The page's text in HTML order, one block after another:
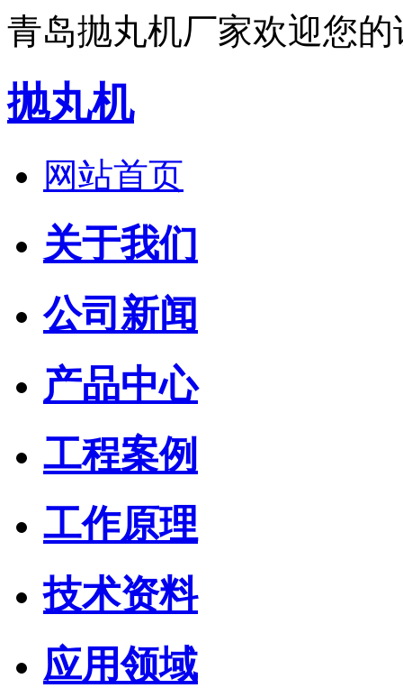
青岛抛丸机厂家欢迎您的
抛丸机
网站首页
关于我们
公司新闻
产品中心
工程案例
工作原理
技术资料
应用领域